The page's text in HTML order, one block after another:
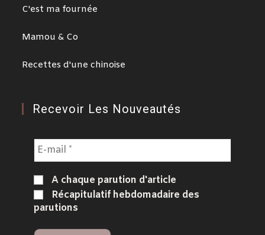
C'est ma fournée
Mamou & Co
Recettes d'une chinoise
Recevoir Les Nouveautés
A chaque parution d'article
Récapitulatif hebdomadaire des
parutions